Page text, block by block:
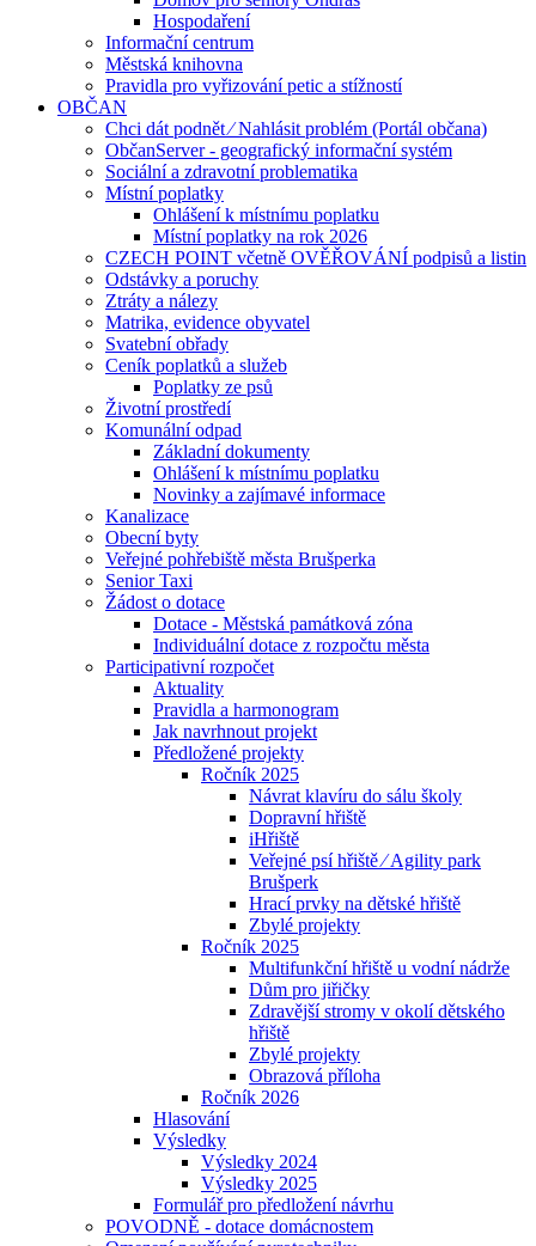
Hospodaření
Informační centrum
Městská knihovna
Pravidla pro vyřizování petic a stížností
OBČAN
Chci dát podnět ⁄ Nahlásit problém (Portál občana)
ObčanServer - geografický informační systém
Sociální a zdravotní problematika
Místní poplatky
Ohlášení k místnímu poplatku
Místní poplatky na rok 2026
CZECH POINT včetně OVĚŘOVÁNÍ podpisů a listin
Odstávky a poruchy
Ztráty a nálezy
Matrika, evidence obyvatel
Svatební obřady
Ceník poplatků a služeb
Poplatky ze psů
Životní prostředí
Komunální odpad
Základní dokumenty
Ohlášení k místnímu poplatku
Novinky a zajímavé informace
Kanalizace
Obecní byty
Veřejné pohřebiště města Brušperka
Senior Taxi
Žádost o dotace
Dotace - Městská památková zóna
Individuální dotace z rozpočtu města
Participativní rozpočet
Aktuality
Pravidla a harmonogram
Jak navrhnout projekt
Předložené projekty
Ročník 2025
Návrat klavíru do sálu školy
Dopravní hřiště
iHřiště
Veřejné psí hřiště ⁄ Agility park
Brušperk
Hrací prvky na dětské hřiště
Zbylé projekty
Ročník 2025
Multifunkční hřiště u vodní nádrže
Dům pro jiřičky
Zdravější stromy v okolí dětského
hřiště
Zbylé projekty
Obrazová příloha
Ročník 2026
Hlasování
Výsledky
Výsledky 2024
Výsledky 2025
Formulář pro předložení návrhu
POVODNĚ - dotace domácnostem